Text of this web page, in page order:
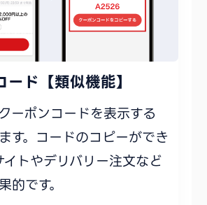
ド【類似機能】
ーポンコードを表示する
す。コードのコピーができ
トやデリバリー注文など
的です。